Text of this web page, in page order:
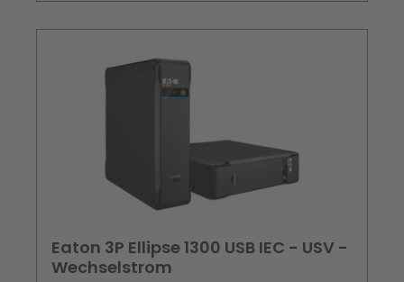
Eaton 3P Ellipse 1300 USB IEC - USV -
Wechselstrom